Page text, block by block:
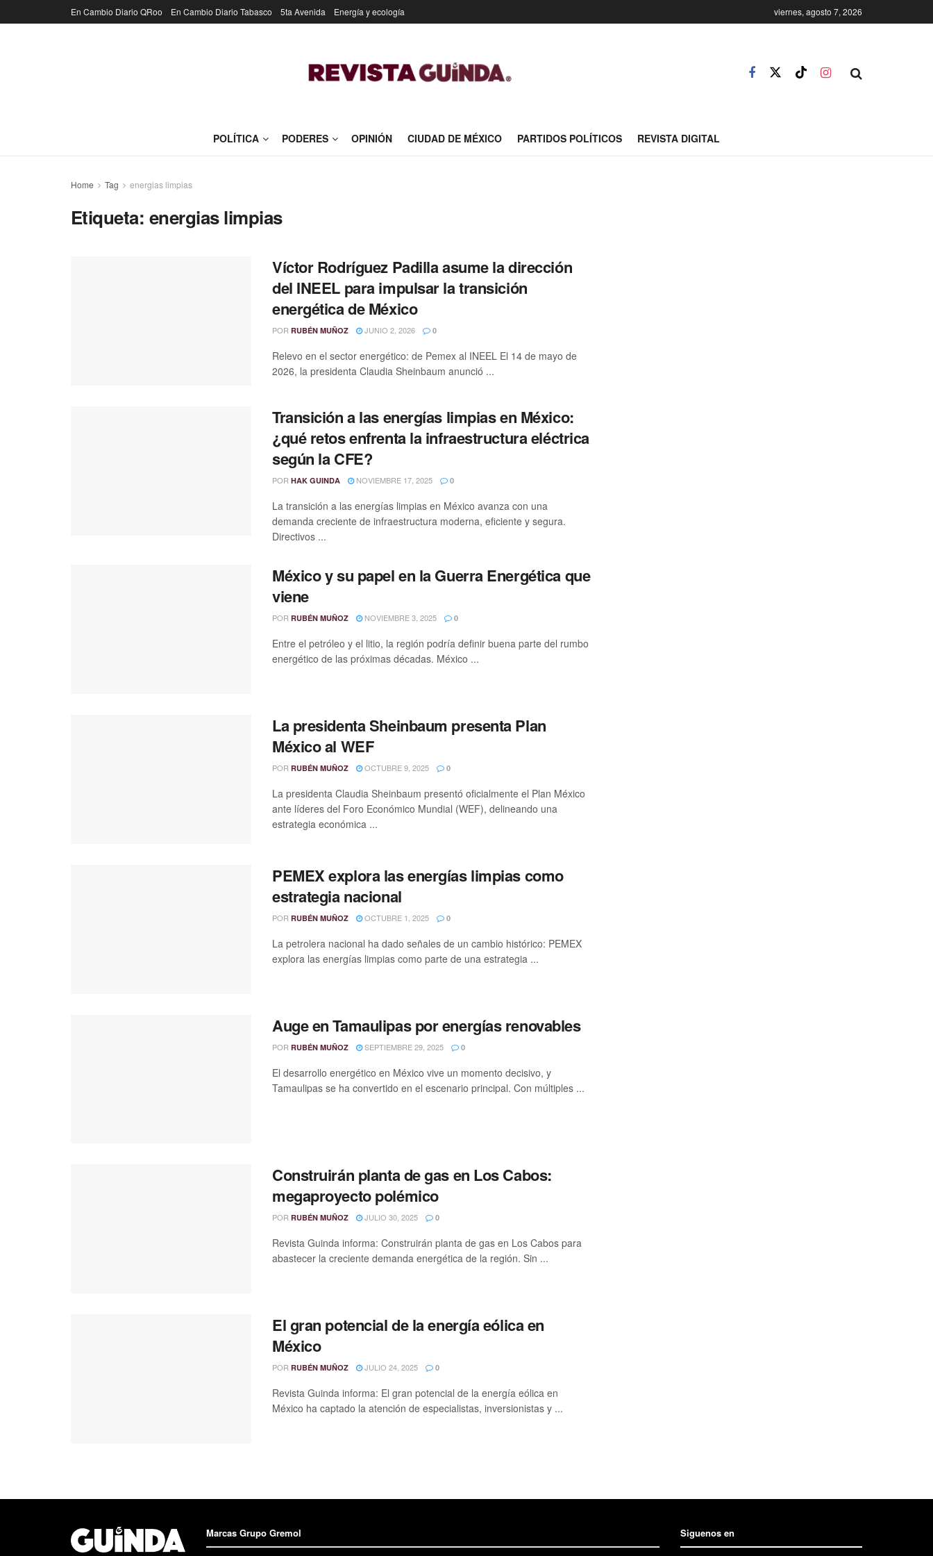
En Cambio Diario QRoo En Cambio Diario Tabasco 5ta Avenida Energía y ecología viernes, agosto 7, 2026
POLÍTICA PODERES OPINIÓN CIUDAD DE MÉXICO PARTIDOS POLÍTICOS REVISTA DIGITAL
Home Tag energias limpias
Etiqueta: energias limpias
Víctor Rodríguez Padilla asume la dirección
del INEEL para impulsar la transición
energética de México
POR RUBÉN MUÑOZ JUNIO 2, 2026 0
Relevo en el sector energético: de Pemex al INEEL El 14 de mayo de
2026, la presidenta Claudia Sheinbaum anunció ...
Transición a las energías limpias en México:
¿qué retos enfrenta la infraestructura eléctrica
según la CFE?
POR HAK GUINDA NOVIEMBRE 17, 2025 0
La transición a las energías limpias en México avanza con una
demanda creciente de infraestructura moderna, eficiente y segura.
Directivos ...
México y su papel en la Guerra Energética que
viene
POR RUBÉN MUÑOZ NOVIEMBRE 3, 2025 0
Entre el petróleo y el litio, la región podría definir buena parte del rumbo
energético de las próximas décadas. México ...
La presidenta Sheinbaum presenta Plan
México al WEF
POR RUBÉN MUÑOZ OCTUBRE 9, 2025 0
La presidenta Claudia Sheinbaum presentó oficialmente el Plan México
ante líderes del Foro Económico Mundial (WEF), delineando una
estrategia económica ...
PEMEX explora las energías limpias como
estrategia nacional
POR RUBÉN MUÑOZ OCTUBRE 1, 2025 0
La petrolera nacional ha dado señales de un cambio histórico: PEMEX
explora las energías limpias como parte de una estrategia ...
Auge en Tamaulipas por energías renovables
POR RUBÉN MUÑOZ SEPTIEMBRE 29, 2025 0
El desarrollo energético en México vive un momento decisivo, y
Tamaulipas se ha convertido en el escenario principal. Con múltiples ...
Construirán planta de gas en Los Cabos:
megaproyecto polémico
POR RUBÉN MUÑOZ JULIO 30, 2025 0
Revista Guinda informa: Construirán planta de gas en Los Cabos para
abastecer la creciente demanda energética de la región. Sin ...
El gran potencial de la energía eólica en
México
POR RUBÉN MUÑOZ JULIO 24, 2025 0
Revista Guinda informa: El gran potencial de la energía eólica en
México ha captado la atención de especialistas, inversionistas y ...
Marcas Grupo Gremol Siguenos en